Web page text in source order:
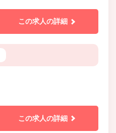
この求人の詳細
この求人の詳細